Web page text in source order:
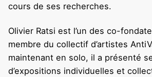
cours de ses recherches.
Olivier Ratsi est l’un des co-
membre du collectif d’artistes
maintenant en solo, il a présenté
d’expositions individuelles et